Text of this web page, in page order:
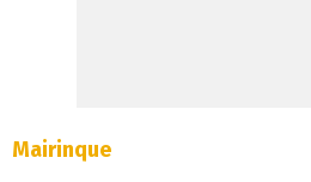
Mairinque